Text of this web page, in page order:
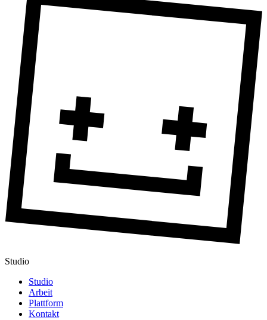
Studio
Studio
Arbeit
Plattform
Kontakt